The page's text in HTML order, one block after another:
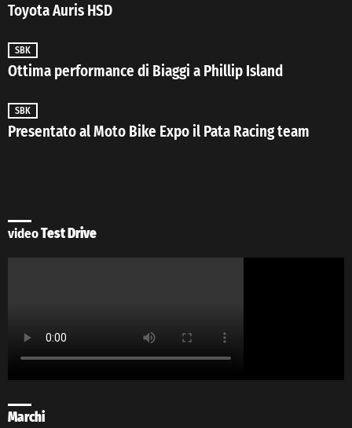
Toyota Auris HSD
SBK
Ottima performance di Biaggi a Phillip Island
SBK
Presentato al Moto Bike Expo il Pata Racing team
videoTest Drive
Marchi